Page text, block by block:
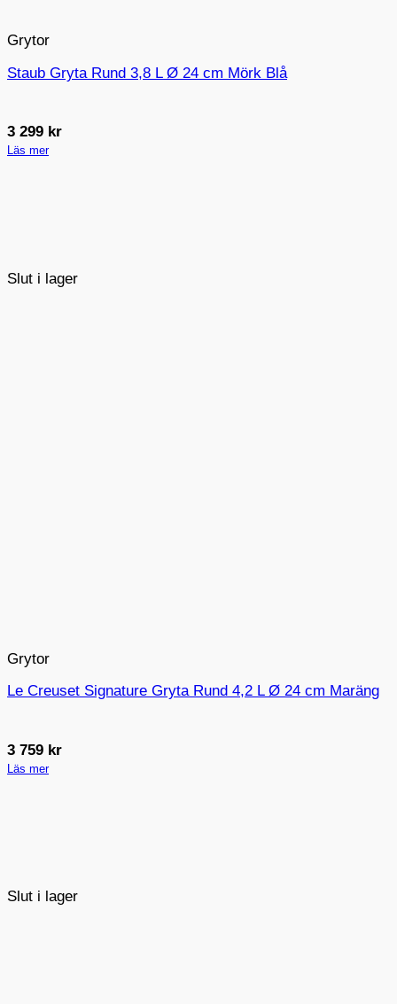
Slut i lager
Grytor
Staub Gryta Rund 3,8 L Ø 24 cm Mörk Blå
3 299 kr
Läs mer
Slut i lager
Grytor
Le Creuset Signature Gryta Rund 4,2 L Ø 24 cm Maräng
3 759 kr
Läs mer